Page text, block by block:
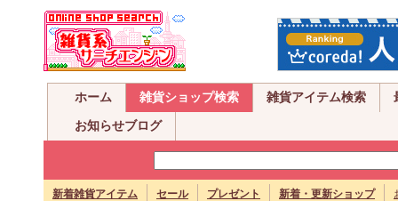
ホーム 雑貨ショップ検索 雑貨アイテム検索
お知らせブログ
新着雑貨アイテム セール プレゼント 新着・更新ショップ